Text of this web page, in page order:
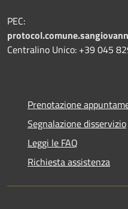
PEC:
Centralino Unico: +39 045
Prenotazione
Segnalazione disservizio
Leggi le FAQ
Richiesta assistenza